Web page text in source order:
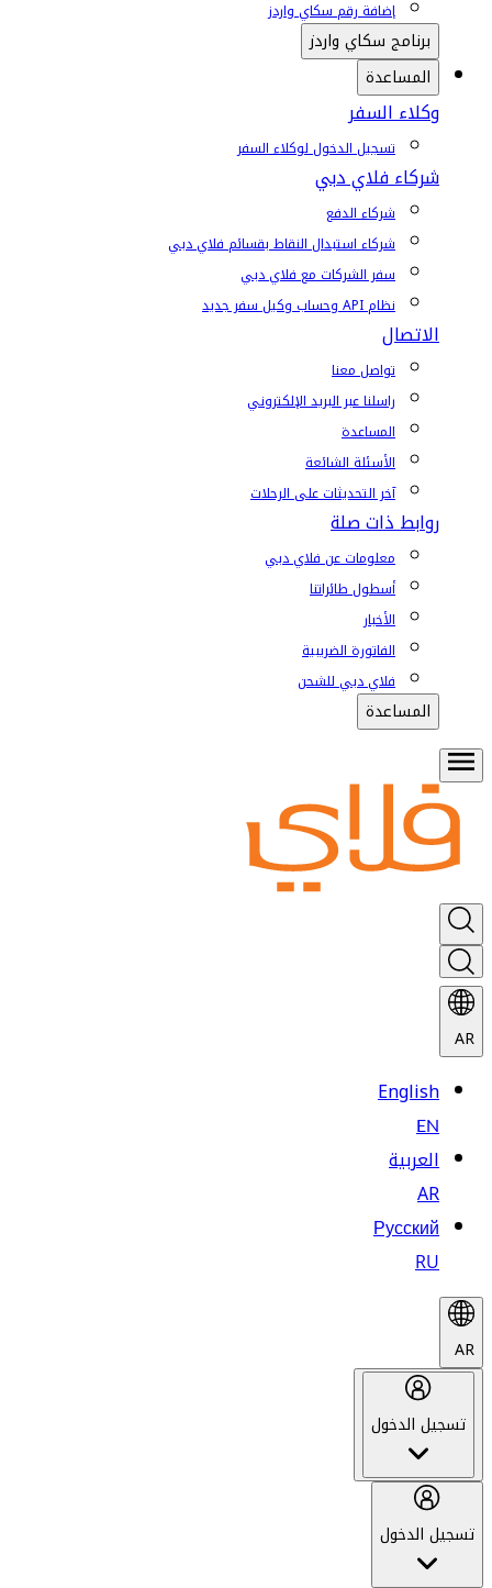
إضافة رقم سكاي واردز
برنامج سكاي واردز
المساعدة
وكلاء السفر
تسجيل الدخول لوكلاء السفر
شركاء فلاي دبي
شركاء الدفع
شركاء استبدال النقاط بقسائم فلاي دبي
سفر الشركات مع فلاي دبي
نظام API وحساب وكيل سفر جديد
الاتصال
تواصل معنا
راسلنا عبر البريد الإلكتروني
المساعدة
الأسئلة الشائعة
آخر التحديثات على الرحلات
روابط ذات صلة
معلومات عن فلاي دبي
أسطول طائراتنا
الأخبار
الفاتورة الضريبية
فلاي دبي للشحن
المساعدة
AR
English
EN
العربية
AR
Русский
RU
AR
تسجيل الدخول
تسجيل الدخول